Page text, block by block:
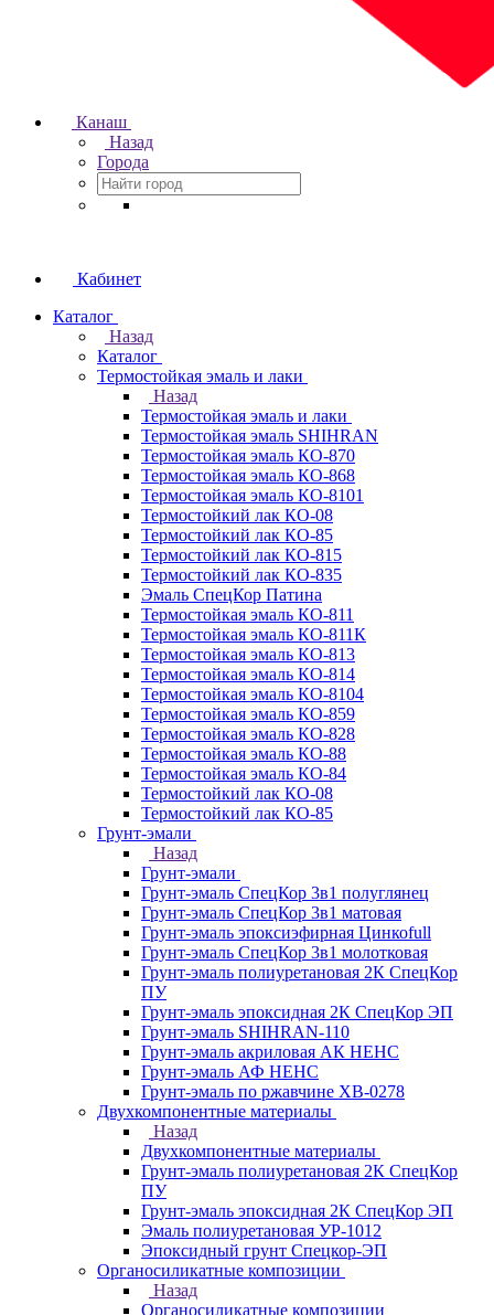
Канаш
Назад
Города
Кабинет
Каталог
Назад
Каталог
Термостойкая эмаль и лаки
Назад
Термостойкая эмаль и лаки
Термостойкая эмаль SHIHRAN
Термостойкая эмаль КО-870
Термостойкая эмаль КО-868
Термостойкая эмаль КО-8101
Термостойкий лак КО-08
Термостойкий лак КО-85
Термостойкий лак КО-815
Термостойкий лак КО-835
Эмаль СпецКор Патина
Термостойкая эмаль КО-811
Термостойкая эмаль КО-811К
Термостойкая эмаль КО-813
Термостойкая эмаль КО-814
Термостойкая эмаль КО-8104
Термостойкая эмаль КО-859
Термостойкая эмаль КО-828
Термостойкая эмаль КО-88
Термостойкая эмаль КО-84
Термостойкий лак КО-08
Термостойкий лак КО-85
Грунт-эмали
Назад
Грунт-эмали
Грунт-эмаль СпецКор 3в1 полуглянец
Грунт-эмаль СпецКор 3в1 матовая
Грунт-эмаль эпоксиэфирная Цинкоfull
Грунт-эмаль СпецКор 3в1 молотковая
Грунт-эмаль полиуретановая 2К СпецКор
ПУ
Грунт-эмаль эпоксидная 2К СпецКор ЭП
Грунт-эмаль SHIHRAN-110
Грунт-эмаль акриловая АК НЕНС
Грунт-эмаль АФ НЕНС
Грунт-эмаль по ржавчине ХВ-0278
Двухкомпонентные материалы
Назад
Двухкомпонентные материалы
Грунт-эмаль полиуретановая 2К СпецКор
ПУ
Грунт-эмаль эпоксидная 2К СпецКор ЭП
Эмаль полиуретановая УР-1012
Эпоксидный грунт Спецкор-ЭП
Органосиликатные композиции
Назад
Органосиликатные композиции